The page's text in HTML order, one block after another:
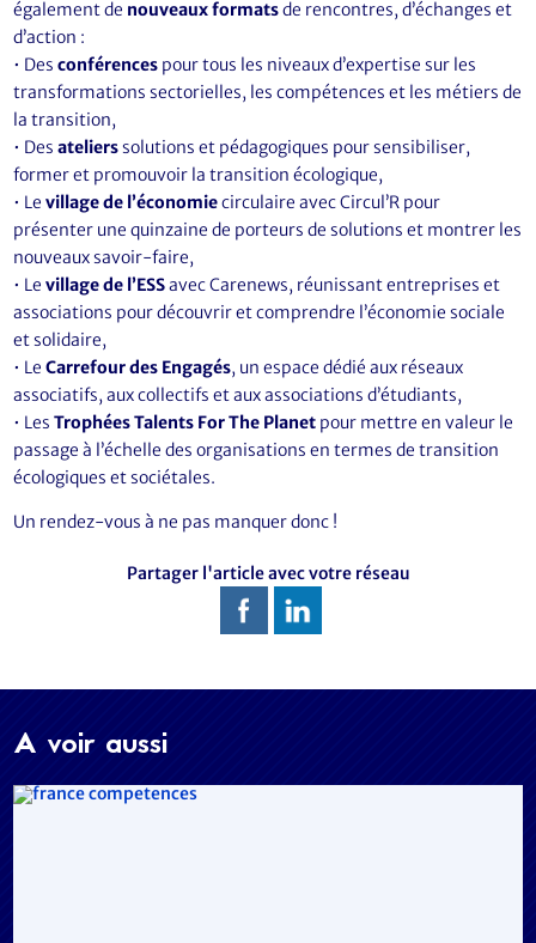
également de nouveaux formatsde rencontres, d’échanges et
d’action :
• Desconférences pour tous les niveaux d’expertise sur les
transformations sectorielles, les compétences et les métiers de
la transition,
• Desatelierssolutions et pédagogiques pour sensibiliser,
former et promouvoir la transition écologique,
• Levillage de l’économiecirculaire avec Circul’R pour
présenter une quinzaine de porteurs de solutions et montrer les
nouveaux savoir-faire,
• Levillage de l’ESSavec Carenews, réunissant entreprises et
associations pour découvrir et comprendre l’économie sociale
et solidaire,
• LeCarrefour des Engagés, un espace dédié aux réseaux
associatifs, aux collectifs et aux associations d’étudiants,
• LesTrophées Talents For The Planet pour mettre en valeur le
passage à l’échelle des organisations en termes de transition
écologiques et sociétales.
Un rendez-vous à ne pas manquer donc !
Partager l'article avec votre réseau
A voir aussi